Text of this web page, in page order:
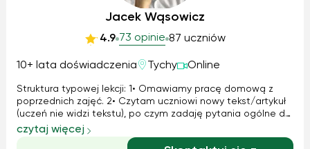
Jacek Wąsowicz
4.9 73 opinie 87 uczniów
10+ lata doświadczenia Tychy Online
Struktura typowej lekcji: 1• Omawiamy pracę domową z
poprzednich zajęć. 2• Czytam uczniowi nowy tekst/artykuł
(uczeń nie widzi tekstu), po czym zadaję pytania ogólne do
treści. 3• Czytam tekst ponownie (uczeń tekst widzi), po
czym rozmawiamy o szczegółach. 4• Upewniam się, że
czytaj więcej